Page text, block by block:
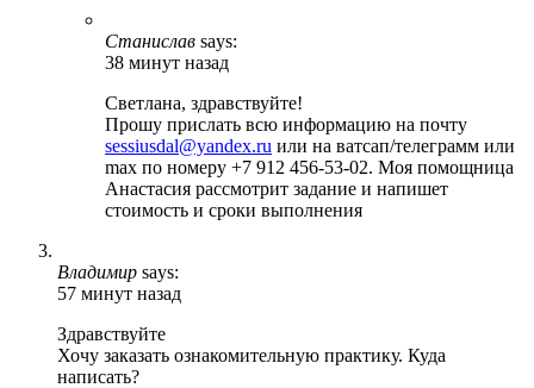
Станислав says:
38 минут назад
Светлана, здравствуйте!
Прошу прислать всю информацию на почту
sessiusdal@yandex.ru или на ватсап/телеграмм или
max по номеру +7 912 456-53-02. Моя помощница
Анастасия рассмотрит задание и напишет
стоимость и сроки выполнения
Владимир says:
57 минут назад
Здравствуйте
Хочу заказать ознакомительную практику. Куда
написать?